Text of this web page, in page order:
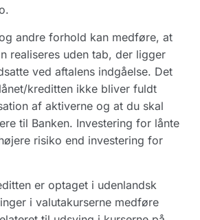
andre forhold kan medføre, at
realiseres uden tab, der ligger
ved aftalens indgåelse. Det
kreditten ikke bliver fuldt
af aktiverne og at du skal
til Banken. Investering for lånte
risiko end investering for
er optaget i udenlandsk
i valutakurserne medføre